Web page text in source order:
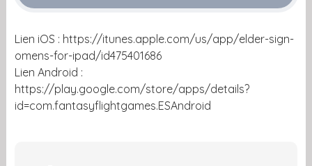
Lien iOS : https://itunes.apple.com/us/app/elder-sign-
omens-for-ipad/id475401686
Lien Android :
https://play.google.com/store/apps/details?
id=com.fantasyflightgames.ESAndroid